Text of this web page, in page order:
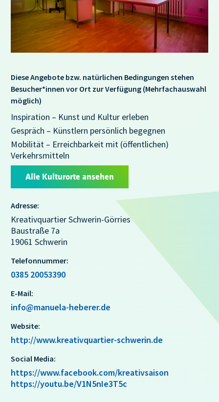
Diese Angebote bzw. natürlichen Bedingungen stehen
Besucher*innen vor Ort zur Verfügung (Mehrfachauswahl
möglich)
Inspiration – Kunst und Kultur erleben
Gespräch – Künstlern persönlich begegnen
Mobilität – Erreichbarkeit mit (öffentlichen)
Verkehrsmitteln
Alle Kulturorte ansehen
Adresse:
Kreativquartier Schwerin-Görries
Baustraße 7a
19061 Schwerin
Telefonnummer:
0385 20053390
E-Mail:
info@manuela-heberer.de
Website:
http://www.kreativquartier-schwerin.de
Social Media:
https://www.facebook.com/kreativsaison
https://youtu.be/V1N5nIe3T5c